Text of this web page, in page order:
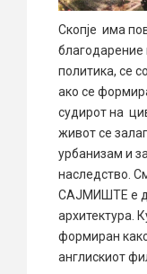
Скопје има
благодарение
политика, се
ако се
судирот на
живот се
урбанизам и
наследство.
САЈМИШТЕ е
архитектура.
формиран
англискиот